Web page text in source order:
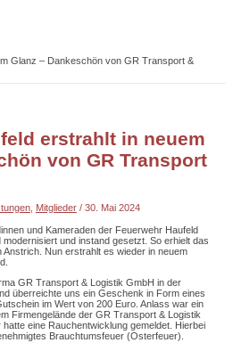
Glanz – Dankeschön von GR Transport &
erstrahlt in neuem
von GR Transport
, Mitglieder/ 30. Mai 2024
und Kameraden der Feuerwehr Haufeld
und instand gesetzt. So erhielt das
Nun erstrahlt es wieder in neuem
GR Transport & Logistik GmbH in der
überreichte uns ein Geschenk in Form eines
im Wert von 200 Euro. Anlass war ein
Firmengelände der GR Transport & Logistik
eine Rauchentwicklung gemeldet. Hierbei
Brauchtumsfeuer (Osterfeuer).